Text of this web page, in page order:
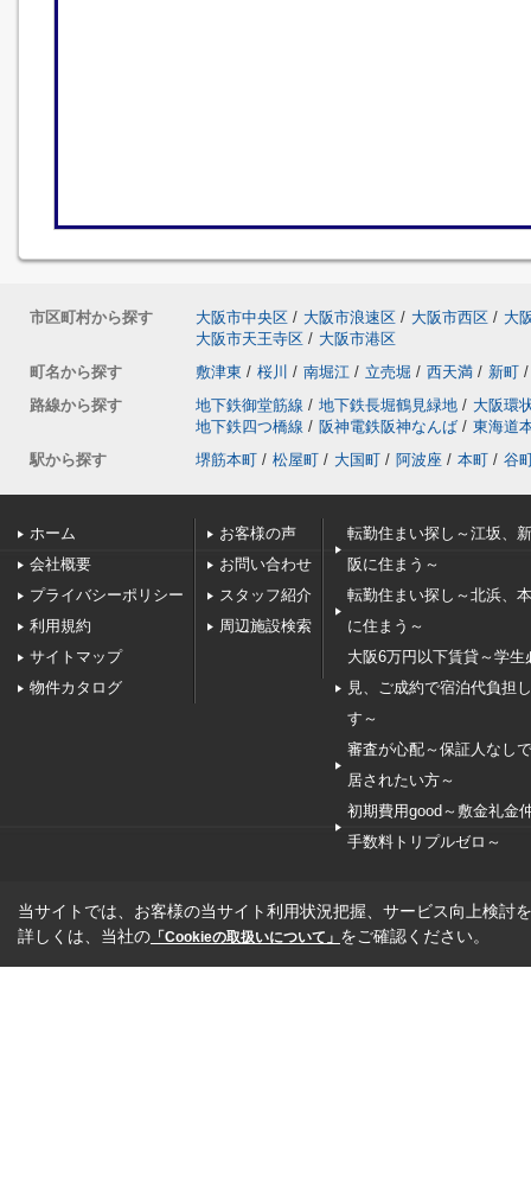
市区町村から探す 大阪市中央区 / 大阪市浪速区 / 大阪市西区 / 大
大阪市天王寺区 / 大阪市港区
町名から探す
敷津東 / 桜川 / 南堀江 / 立売堀 / 西天満 / 新町 /
路線から探す
地下鉄御堂筋線 / 地下鉄長堀鶴見緑地 / 大阪環
地下鉄四つ橋線 / 阪神電鉄阪神なんば / 東海道
駅から探す
堺筋本町 / 松屋町 / 大国町 / 阿波座 / 本町 / 谷
ホーム
会社概要
プライバシーポリシー
利用規約
サイトマップ
物件カタログ
お客様の声
お問い合わせ
スタッフ紹介
周辺施設検索
転勤住まい探し～江坂、
阪に住まう～
転勤住まい探し～北浜、
に住まう～
大阪6万円以下賃貸～学生
見、ご成約で宿泊代負担
す～
審査が心配～保証人なし
居されたい方～
初期費用good～敷金礼金
手数料トリプルゼロ～
当サイトでは、お客様の当サイト利用状況把握、サービス向上検討
詳しくは、当社の 「Cookieの取扱いについて」 をご確認ください。